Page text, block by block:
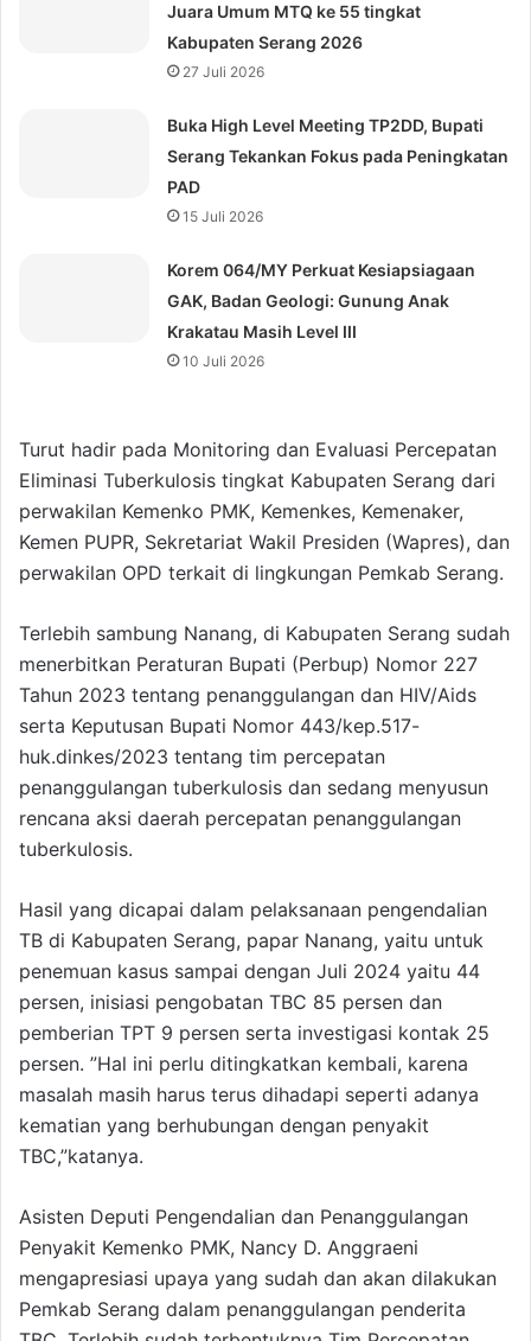
Juara Umum MTQ ke 55 tingkat
Kabupaten Serang 2026
27 Juli 2026
Buka High Level Meeting TP2DD, Bupati
Serang Tekankan Fokus pada Peningkatan
PAD
15 Juli 2026
Korem 064/MY Perkuat Kesiapsiagaan
GAK, Badan Geologi: Gunung Anak
Krakatau Masih Level III
10 Juli 2026
Turut hadir pada Monitoring dan Evaluasi Percepatan
Eliminasi Tuberkulosis tingkat Kabupaten Serang dari
perwakilan Kemenko PMK, Kemenkes, Kemenaker,
Kemen PUPR, Sekretariat Wakil Presiden (Wapres), dan
perwakilan OPD terkait di lingkungan Pemkab Serang.
Terlebih sambung Nanang, di Kabupaten Serang sudah
menerbitkan Peraturan Bupati (Perbup) Nomor 227
Tahun 2023 tentang penanggulangan dan HIV/Aids
serta Keputusan Bupati Nomor 443/kep.517-
huk.dinkes/2023 tentang tim percepatan
penanggulangan tuberkulosis dan sedang menyusun
rencana aksi daerah percepatan penanggulangan
tuberkulosis.
Hasil yang dicapai dalam pelaksanaan pengendalian
TB di Kabupaten Serang, papar Nanang, yaitu untuk
penemuan kasus sampai dengan Juli 2024 yaitu 44
persen, inisiasi pengobatan TBC 85 persen dan
pemberian TPT 9 persen serta investigasi kontak 25
persen. ”Hal ini perlu ditingkatkan kembali, karena
masalah masih harus terus dihadapi seperti adanya
kematian yang berhubungan dengan penyakit
TBC,”katanya.
Asisten Deputi Pengendalian dan Penanggulangan
Penyakit Kemenko PMK, Nancy D. Anggraeni
mengapresiasi upaya yang sudah dan akan dilakukan
Pemkab Serang dalam penanggulangan penderita